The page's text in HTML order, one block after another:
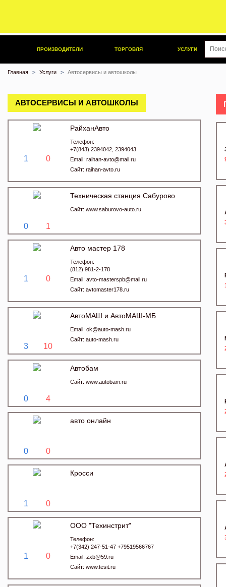
ПРОИЗВОДИТЕЛИ ТОРГОВЛЯ УСЛУГИ
Главная Услуги Автосервисы и автошколы
АВТОСЕРВИСЫ И АВТОШКОЛЫ
1 0
РайханАвто
Телефон:
+7(843) 2394042, 2394043
Email: raihan-avto@mail.ru
Сайт: raihan-avto.ru
0 1
Техническая станция Сабурово
Сайт: www.saburovo-auto.ru
1 0
Авто мастер 178
Телефон:
(812) 981-2-178
Email: avto-masterspb@mail.ru
Сайт: avtomaster178.ru
3 10
АвтоМАШ и АвтоМАШ-МБ
Email: ok@auto-mash.ru
Сайт: auto-mash.ru
0 4
Автобам
Сайт: www.autobam.ru
0 0
авто онлайн
1 0
Кросси
1 0
ООО "Техинстрит"
Телефон:
+7(342) 247-51-47 +79519566767
Email: zxb@59.ru
Сайт: www.tesit.ru